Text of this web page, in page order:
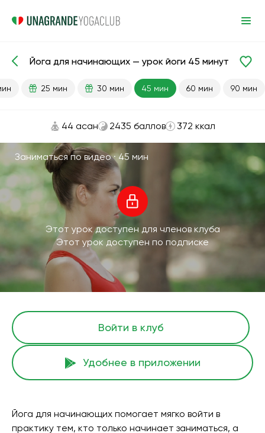
Готовые уроки Начинающий
Йога для начинающих — урок йоги 45 минут
25 мин 30 мин 45 мин 60 мин 90 мин
44 асан 2435 баллов 372 ккал
Заниматься по видео ·45 мин
Этот урок доступен для членов клуба
Этот урок доступен по подписке
Войти в клуб
Удобнее в приложении
Йога для начинающих помогает мягко войти в
практику тем, кто только начинает заниматься, а